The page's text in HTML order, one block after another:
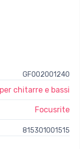
GFO02001240
chitarre e bassi
Focusrite
815301001515